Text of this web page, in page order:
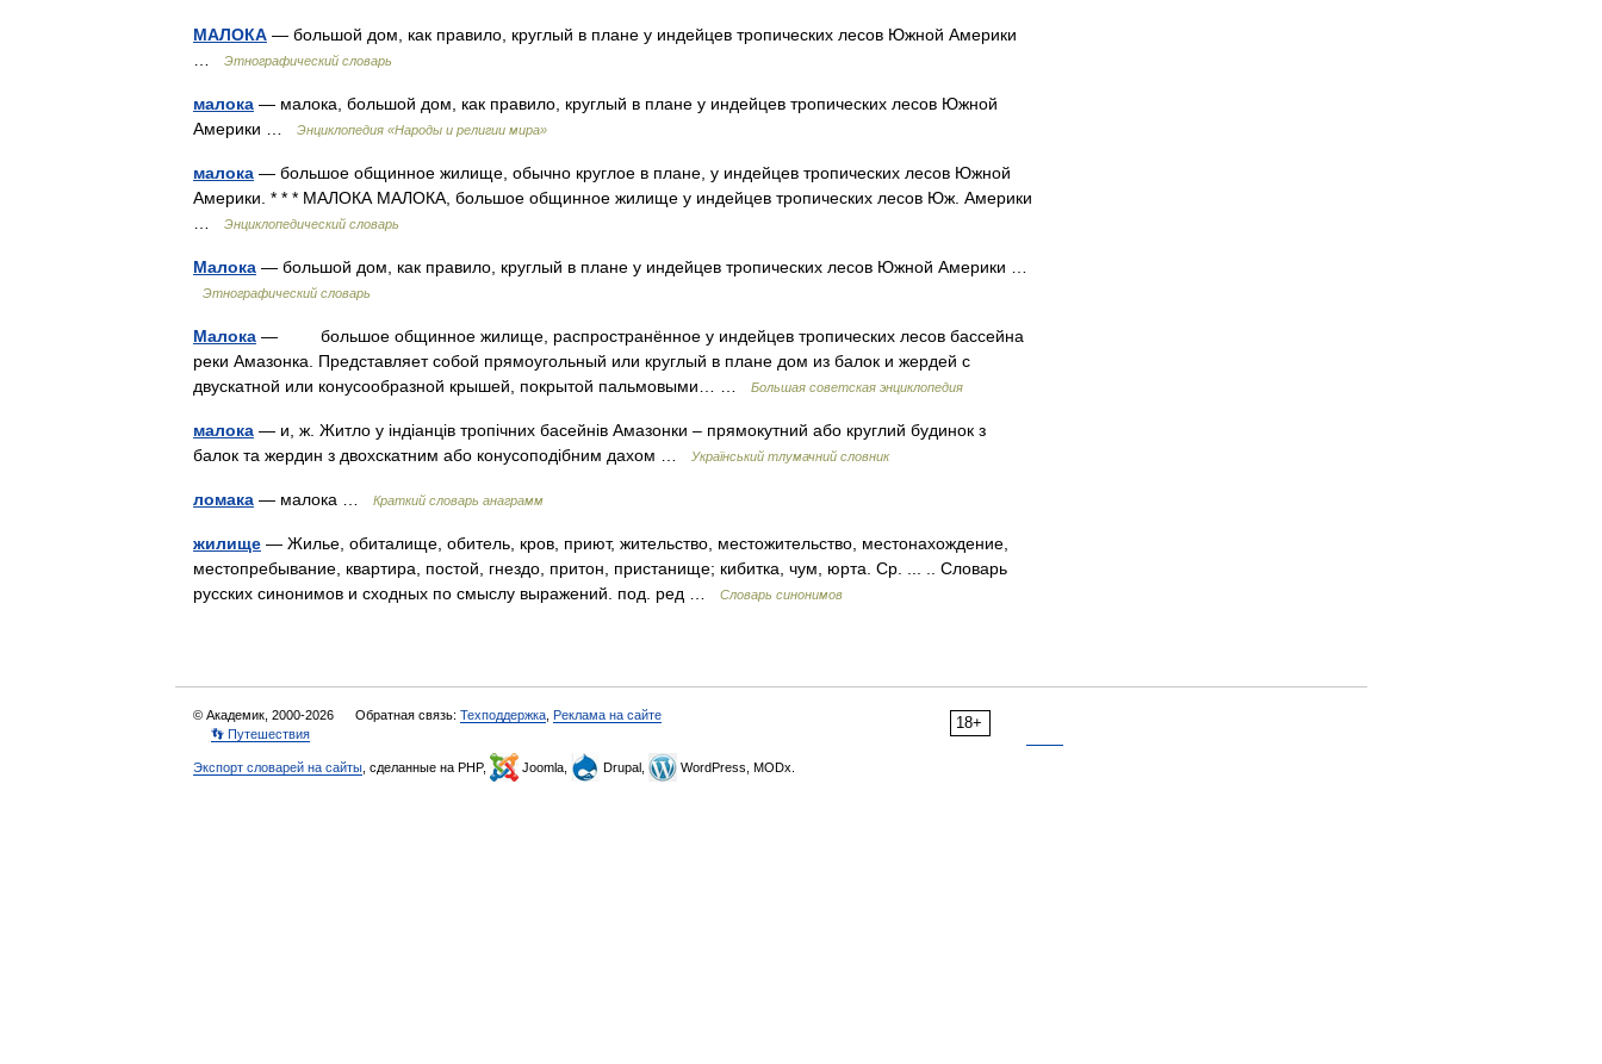
МАЛОКА — большой дом, как правило, круглый в плане у индейцев тропических лесов Южной Америки
Этнографический словарь
малока — малока, большой дом, как правило, круглый в плане у индейцев тропических лесов Южной
Америки …
Энциклопедия «Народы и религии мира»
малока — большое общинное жилище, обычно круглое в плане, у индейцев тропических лесов Южной
Америки. * * * МАЛОКА МАЛОКА, большое общинное жилище у индейцев тропических лесов Юж. Америки
Энциклопедический словарь
Малока — большой дом, как правило, круглый в плане у индейцев тропических лесов Южной Америки …
Этнографический словарь
Малока — большое общинное жилище, распространённое у индейцев тропических лесов бассейна
реки Амазонка. Представляет собой прямоугольный или круглый в плане дом из балок и жердей с
двускатной или конусообразной крышей, покрытой пальмовыми… …
Большая советская энциклопедия
малока — и, ж. Житло у індіанців тропічних басейнів Амазонки – прямокутний або круглий будинок з
балок та жердин з двохскатним або конусоподібним дахом …
Український тлумачний словник
ломака — малока … Краткий словарь анаграмм
жилище — Жилье, обиталище, обитель, кров, приют, жительство, местожительство, местонахождение,
местопребывание, квартира, постой, гнездо, притон, пристанище; кибитка, чум, юрта. Ср. ... .. Словарь
русских синонимов и сходных по смыслу выражений. под. ред …
Словарь синонимов
18+
© Академик, 2000-2026 Обратная связь: Техподдержка Реклама на сайте
👣 Путешествия
Экспорт словарей на сайты , сделанные на PHP, Joomla, Drupal, WordPress, MODx.